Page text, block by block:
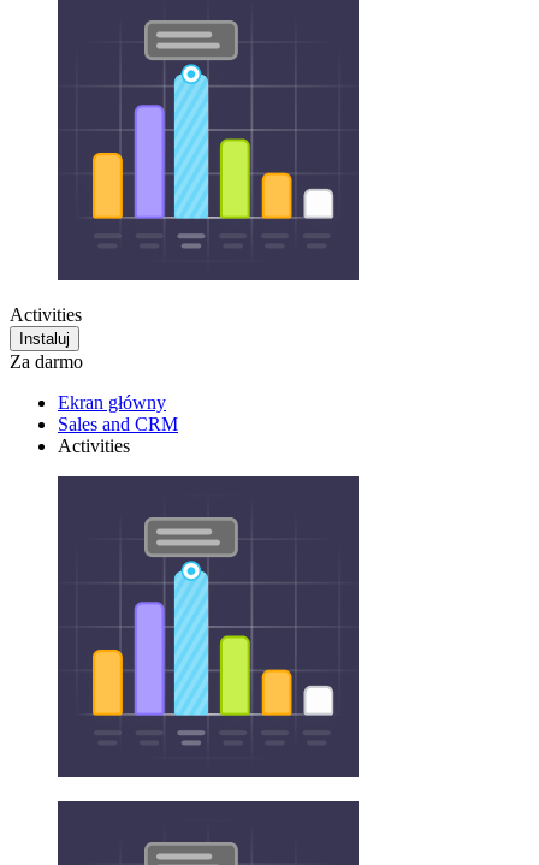
Activities
Instaluj
Za darmo
Ekran główny
Sales and CRM
Activities